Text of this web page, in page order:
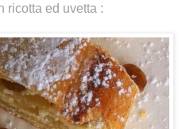
ricotta ed uvetta :